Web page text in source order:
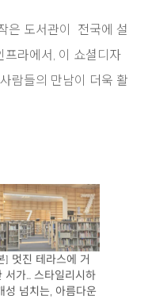
은 도서관이 전국에 설
프라에서, 이 쇼셜디자
람들의 만남이 더욱 활
] 멋진 테라스에 거
서가… 스타일리시하
성 넘치는, 아름다운